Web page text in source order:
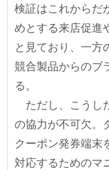
検証はこれからだ
めとする来店促進
と見ており、一方
競合製品からのブ
る。
ただし、こうし
の協力が不可欠。
クーポン発券端末
対応するためのマ